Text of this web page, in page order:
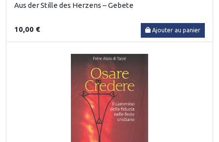
Aus der Stille des Herzens – Gebete
10,00 € Ajouter au panier